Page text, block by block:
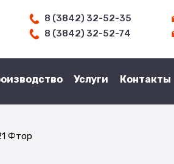
8 (3842) 32-52-35
8 (3842) 32-52-74
Услуги Контакты
Фтор